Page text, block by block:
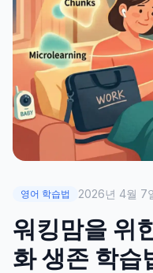
영어 학습법 2026년 4월 7
워킹맘을 위
화 생존 학습